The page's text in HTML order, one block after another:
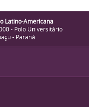
Latino-Americana
- Polo Universitário
- Paraná